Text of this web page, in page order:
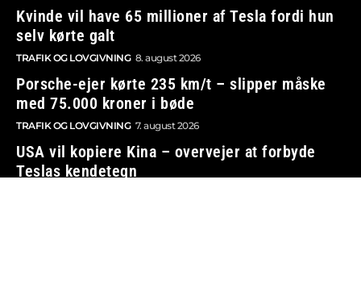
Kvinde vil have 65 millioner af Tesla fordi hun
selv kørte galt
TRAFIK OG LOVGIVNING 8. august 2026
Porsche-ejer kørte 235 km/t – slipper måske
med 75.000 kroner i bøde
TRAFIK OG LOVGIVNING 7. august 2026
USA vil kopiere Kina – overvejer at forbyde
Teslas kendetegn